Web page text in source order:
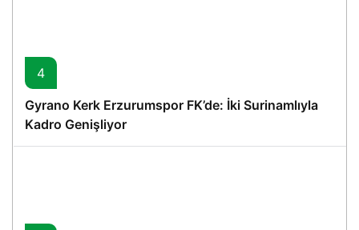
4
Gyrano Kerk Erzurumspor FK’de: İki Surinamlıyla
Kadro Genişliyor